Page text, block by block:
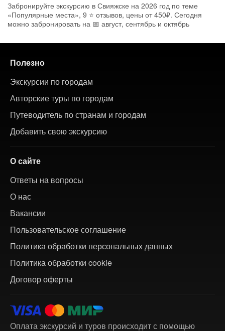
Забронируйте экскурсию в Свияжске на 2026 год по теме
«Популярные места», 9 ⭐ отзывов, цены от 450₽. Сегодня
можно забронировать на 📅 август, сентябрь и октябрь
Полезно
Экскурсии по городам
Авторские туры по городам
Путеводитель по странам и городам
Добавить свою экскурсию
О сайте
Ответы на вопросы
О нас
Вакансии
Пользовательское соглашение
Политика обработки персональных данных
Политика обработки cookie
Договор оферты
Оплата экскурсий и туров происходит с помощью